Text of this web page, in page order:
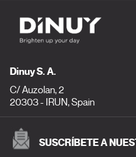
Dinuy S. A.
C/ Auzolan, 2
20303 - IRUN, Spain
SUSCRÍBETE A